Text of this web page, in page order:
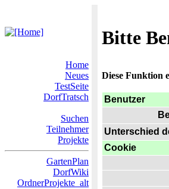
Bitte
Home
Neues
TestSeite
DorfTratsch
Suchen
Teilnehmer
Projekte
GartenPlan
DorfWiki
OrdnerProjekte_alt
Diese Funktion
Benutzer
Unterschied
Cookie